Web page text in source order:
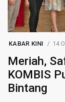
KABAR KINI 14
Meriah,
KOMBIS
Bintang